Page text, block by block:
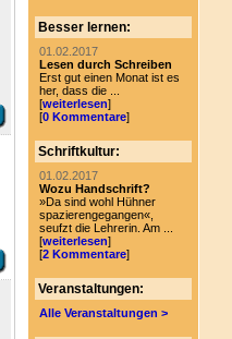
Besser lernen:
01.02.2017
Lesen durch Schreiben
Erst gut einen Monat ist es
her, dass die ...
[weiterlesen]
[0 Kommentare]
Schriftkultur:
01.02.2017
Wozu Handschrift?
»Da sind wohl Hühner
spazierengegangen«,
seufzt die Lehrerin. Am ...
[weiterlesen]
[2 Kommentare]
Veranstaltungen:
Alle Veranstaltungen >